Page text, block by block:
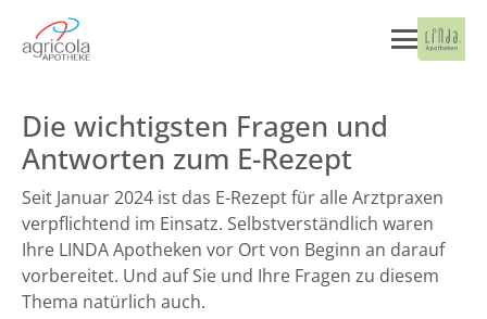
Die wichtigsten Fragen und
Antworten zum E-Rezept
Seit Januar 2024 ist das E-Rezept für alle Arztpraxen
verpflichtend im Einsatz. Selbstverständlich waren
Ihre LINDA Apotheken vor Ort von Beginn an darauf
vorbereitet. Und auf Sie und Ihre Fragen zu diesem
Thema natürlich auch.